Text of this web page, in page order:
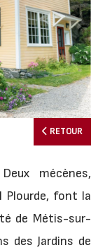
RETOUR
Deux mécènes,
Plourde, font la
de Métis-sur-
des Jardins de